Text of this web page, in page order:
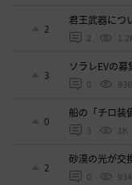
2
君王武器につ
2
3
ソラレEVの
0 936
0
船の「チロ装
3 1K
2
砂漠の光が交
0 934